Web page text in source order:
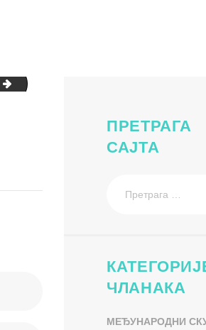
Jelovnici 25.05.2026.-12.06.2026.
ПРЕТРАГА
САЈТА
ЧЛАНАКА
МЕЂУНАРОДНИ